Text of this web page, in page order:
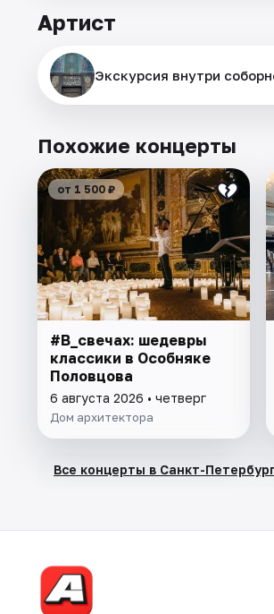
Артист
Экскурсия внутри
Похожие концерты
от 1 500 ₽
#В_свечах: шедевры
классики в Особняке
Половцова
6 августа 2026 • четверг
Дом архитектора
Все концерты в Санкт-